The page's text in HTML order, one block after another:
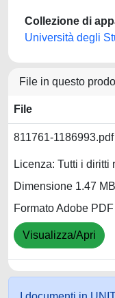
Collezione di
Università degli
File in questo
File
811761-1186993.pdf
Licenza: Tutti i diritti
Dimensione 1.47 MB
Formato Adobe PDF
Visualizza/Apri